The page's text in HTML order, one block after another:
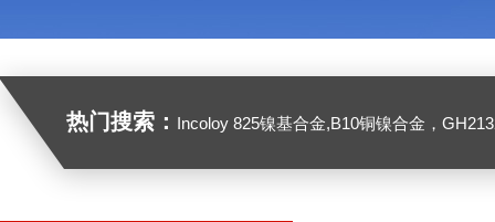
热门搜索： Incoloy 825镍基合金,B10铜镍合金，GH2132高温合金，C276